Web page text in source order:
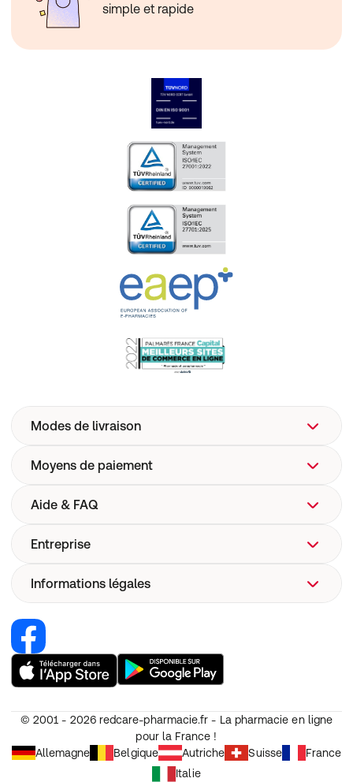
simple et rapide
Modes de livraison
Moyens de paiement
Aide & FAQ
FAQ
Livraison
Sécurité dispositifs médicaux
Codes Promo
Entreprise
Qui sommes-nous ?
Site web de l'entreprise
Recrutement
Nos marques Redcare Pharmacie
Informations légales
Renoncer au contrat
Condition générales d'utilisation (CGU)
CGV
Protection des données personnelles
Paramètres de cookies
© 2001 - 2026 redcare-pharmacie.fr - La pharmacie en ligne
pour la France !
Allemagne
Belgique Autriche Suisse
France
Italie